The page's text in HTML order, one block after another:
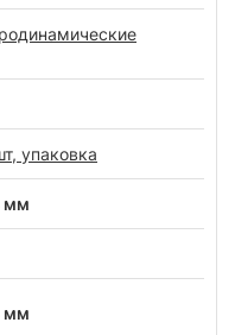
упаковка
мм
мм